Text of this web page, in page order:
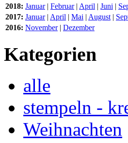
2018: Januar| Februar| April | Juni |
2017: Januar| April | Mai | August |
2016: November| Dezember
Kategorien
alle
stempeln -
Weihnachten